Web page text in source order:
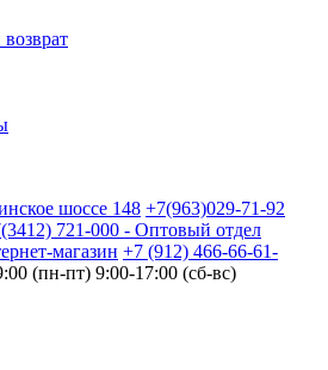
шоссе 148 +7(963)029-71-92
721-000 - Оптовый отдел
магазин +7 (912) 466-66-61-
(пн-пт) 9:00-17:00 (сб-вс)